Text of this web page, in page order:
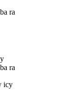
ra
ra
icy